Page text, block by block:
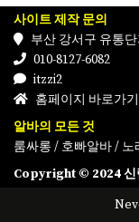
사이트 제작 문의
부산 강서구 유통
010-8127-6082
itzzi2
홈페이지 바로가기
알바의 모든 것
룸싸롱 / 호빠알바/ 노
Copyright © 2024